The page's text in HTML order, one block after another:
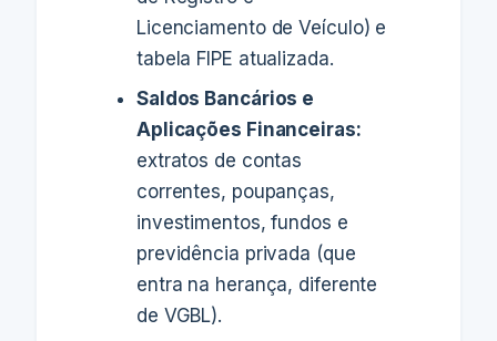
Licenciamento de Veículo) e
tabela FIPE atualizada.
Saldos Bancários e
Aplicações Financeiras:
extratos de contas
correntes, poupanças,
investimentos, fundos e
previdência privada (que
entra na herança, diferente
de VGBL).